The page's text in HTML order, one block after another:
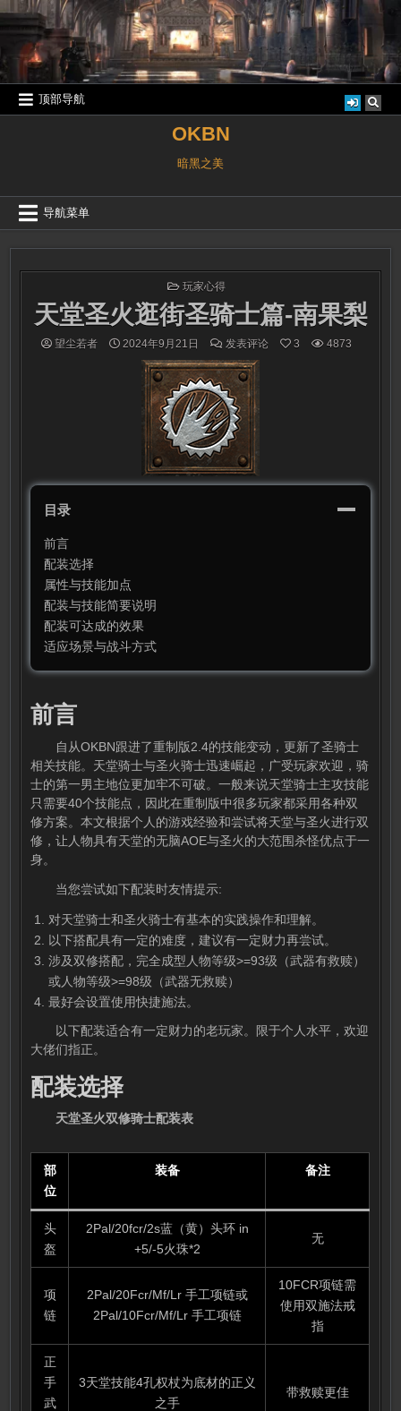
跳
容
顶部导航
OKBN
暗黑之美
导航菜单
发
于
玩家心得
天堂圣火逛街圣骑士篇-南果梨
望尘若者 2024年9月21日 发表评论ON
梨
3 4873
目录
前言
配装选择
属性与技能加点
配装与技能简要说明
配装可达成的效果
适应场景与战斗方式
前言
自从OKBN跟进了重制版2.4的技能变动，更新了圣骑士
相关技能。天堂骑士与圣火骑士迅速崛起，广受玩家欢迎，骑
士的第一男主地位更加牢不可破。一般来说天堂骑士主攻技能
只需要40个技能点，因此在重制版中很多玩家都采用各种双
修方案。本文根据个人的游戏经验和尝试将天堂与圣火进行双
修，让人物具有天堂的无脑AOE与圣火的大范围杀怪优点于一
身。
当您尝试如下配装时友情提示:
对天堂骑士和圣火骑士有基本的实践操作和理解。
以下搭配具有一定的难度，建议有一定财力再尝试。
涉及双修搭配，完全成型人物等级>=93级（武器有救赎）
或人物等级>=98级（武器无救赎）
最好会设置使用快捷施法。
以下配装适合有一定财力的老玩家。限于个人水平，欢迎
大佬们指正。
配装选择
天堂圣火双修骑士配装表
部
位
装备 备注
头
盔
2Pal/20fcr/2s蓝（黄）头环 in
+5/-5火珠*2
无
项
链
2Pal/20Fcr/Mf/Lr 手工项链或
2Pal/10Fcr/Mf/Lr 手工项链
10FCR项链需
使用双施法戒
指
正
手
武
3天堂技能4孔权杖为底材的正义
之手
带救赎更佳